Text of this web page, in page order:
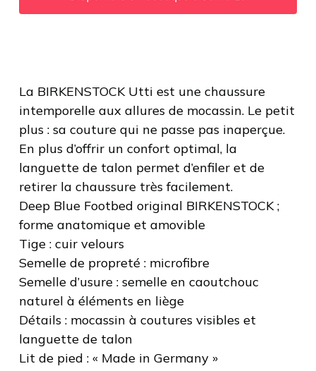
La BIRKENSTOCK Utti est une chaussure
intemporelle aux allures de mocassin. Le petit
plus : sa couture qui ne passe pas inaperçue.
En plus d’offrir un confort optimal, la
languette de talon permet d’enfiler et de
retirer la chaussure très facilement.
Deep Blue Footbed original BIRKENSTOCK ;
forme anatomique et amovible
Tige : cuir velours
Semelle de propreté : microfibre
Semelle d’usure : semelle en caoutchouc
naturel à éléments en liège
Détails : mocassin à coutures visibles et
languette de talon
Lit de pied : « Made in Germany »